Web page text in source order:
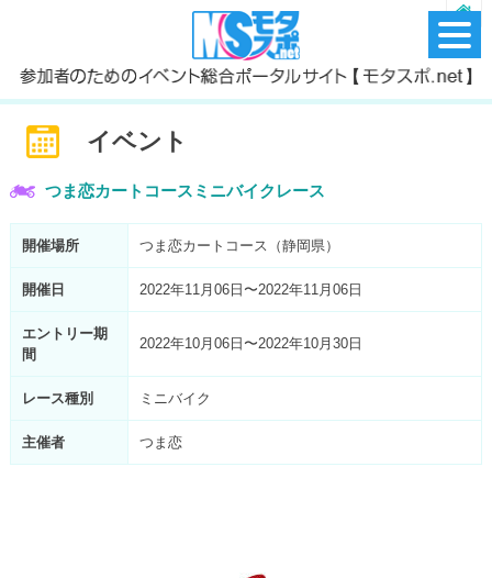
イベント
つま恋カートコースミニバイクレース
開催場所 つま恋カートコース（静岡県）
開催日 2022年11月06日〜2022年11月06日
エントリー期
間
2022年10月06日〜2022年10月30日
レース種別 ミニバイク
主催者 つま恋